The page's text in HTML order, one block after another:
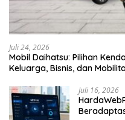
Juli 24, 2026
Mobil Daihatsu: Pilihan
Keluarga, Bisnis, dan
Juli 16, 2026